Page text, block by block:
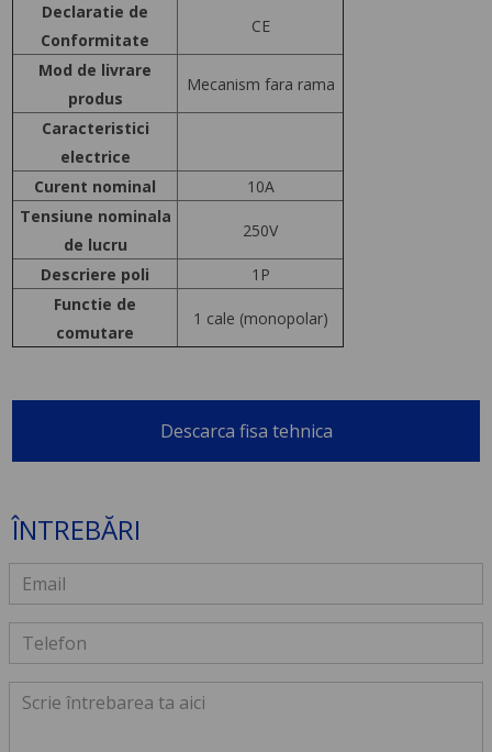
Declaratie de
Conformitate
CE
Mod de livrare
produs
Mecanism fara rama
Caracteristici
electrice
Curent nominal
10A
Tensiune nominala
de lucru
250V
Descriere poli
1P
Functie de
comutare
1 cale (monopolar)
Descarca fisa tehnica
ÎNTREBĂRI